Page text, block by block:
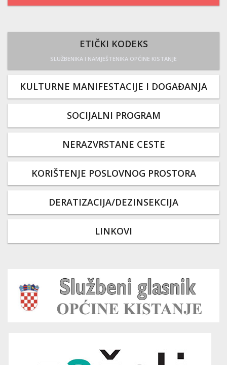
ETIČKI KODEKS
SLUŽBENIKA I NAMJEŠTENIKA OPĆINE KISTANJE
KULTURNE MANIFESTACIJE I DOGAĐANJA
SOCIJALNI PROGRAM
NERAZVRSTANE CESTE
KORIŠTENJE POSLOVNOG PROSTORA
DERATIZACIJA/DEZINSEKCIJA
LINKOVI